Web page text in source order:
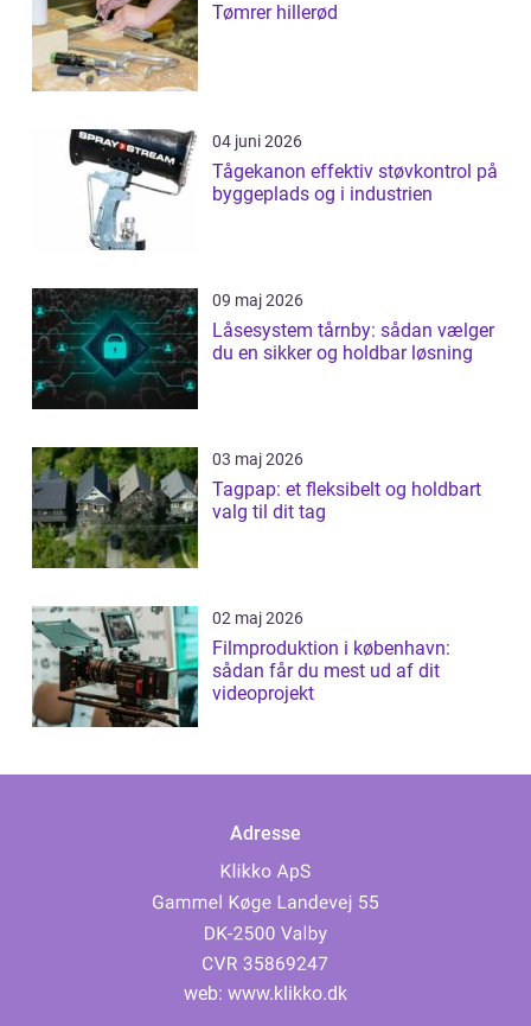
Tømrer hillerød
04 juni 2026
Tågekanon effektiv støvkontrol på
byggeplads og i industrien
09 maj 2026
Låsesystem tårnby: sådan vælger
du en sikker og holdbar løsning
03 maj 2026
Tagpap: et fleksibelt og holdbart
valg til dit tag
02 maj 2026
Filmproduktion i københavn:
sådan får du mest ud af dit
videoprojekt
Adresse
web: www.klikko.dk